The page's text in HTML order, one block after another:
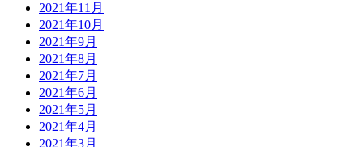
2021年11月
2021年10月
2021年9月
2021年8月
2021年7月
2021年6月
2021年5月
2021年4月
2021年3月